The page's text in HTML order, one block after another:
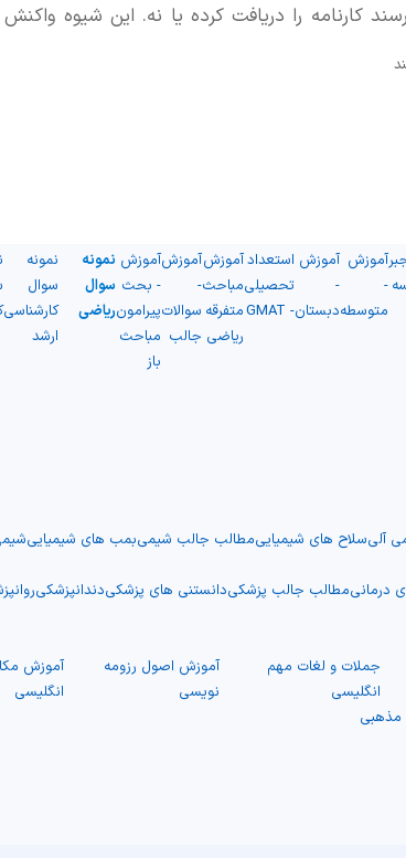
کارنامه را دریافت کرده یا نه. این شیوه‌
دانش‌آموز ناراحت می‌شود و فکر می‌کند به او
آموزش
-
متوسطه
آموزش
-
دبستان
استعداد
تحصیلی
- GMAT
آموزش
مباحث
متفرقه
ریاضی
آموزش
-
سوالات
جالب
آموزش
- بحث
پیرامون
مباحث
باز
نمونه
سوال
ریاضی
نمونه
سوال
کارشناسی
ارشد
آلیسلاح های شیمیاییمطالب جالب شیمیبمب های شیمیایی
درمانیمطالب جالب پزشکیدانستنی های پزشکیدندانپزشکی
جملات و لغات مهم
انگلیسی
آموزش اصول رزومه
نویسی
آموزش
انگلیسی
مذهبی